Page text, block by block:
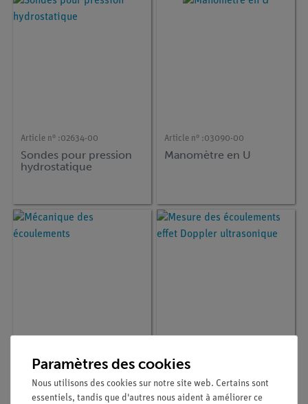
Article n° :02634-00
Sondes pour pression
hydrostatique
Article n° :03090-00
Manomètre en U
Mécanique des
écoulements
Mesure des
écoulements effet
Doppler ultrasonique
Paramètres des cookies
Nous utilisons des cookies sur notre site web. Certains sont
essentiels, tandis que d'autres nous aident à améliorer ce